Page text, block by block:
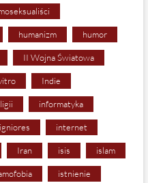
humanizm humor
II Wojna Światowa
Indie
informatyka
internet
Iran isis islam
istnienie